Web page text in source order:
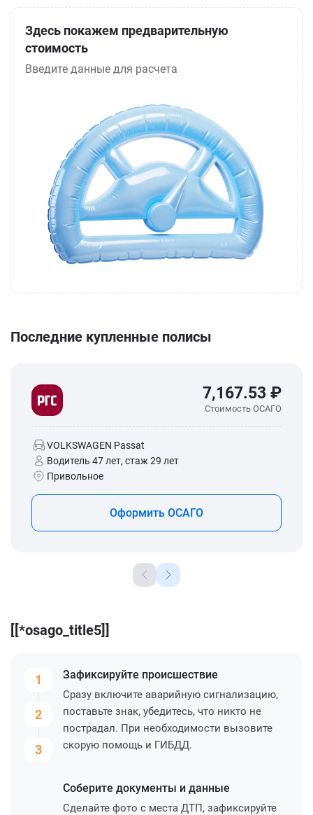
Здесь покажем предварительную
стоимость
Введите данные для расчета
Последние купленные полисы
7,167.53 ₽
Стоимость ОСАГО
VOLKSWAGEN Passat
Водитель 47 лет, стаж 29 лет
Привольное
Оформить ОСАГО
[[*osago_title5]]
1
2
3
Зафиксируйте происшествие
Сразу включите аварийную сигнализацию,
поставьте знак, убедитесь, что никто не
пострадал. При необходимости вызовите
скорую помощь и ГИБДД.
Соберите документы и данные
Сделайте фото с места ДТП, зафиксируйте